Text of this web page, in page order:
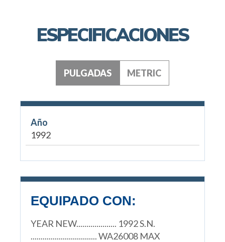
ESPECIFICACIONES
PULGADAS METRIC
Año
1992
EQUIPADO CON:
YEAR NEW.................... 1992 S.N.
................................. WA26008 MAX